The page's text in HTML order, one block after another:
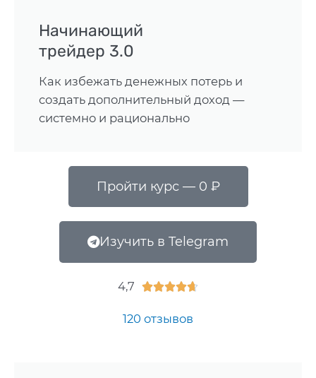
Начинающий
трейдер 3.0
Как избежать денежных потерь и
создать дополнительный доход —
системно и рационально
Пройти курс — 0 ₽
Изучить в Telegram
4,7 
120 отзывов